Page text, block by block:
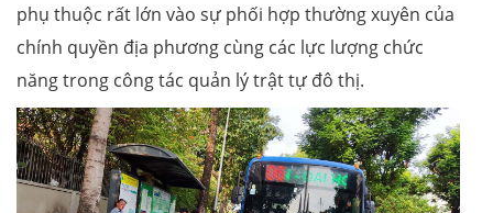
phụ thuộc rất lớn vào sự phối hợp thường xuyên của
chính quyền địa phương cùng các lực lượng chức
năng trong công tác quản lý trật tự đô thị.